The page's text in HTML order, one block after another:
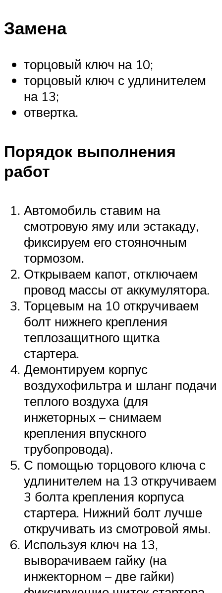
Замена
торцовый ключ на 10;
торцовый ключ с удлинителем
на 13;
отвертка.
Порядок выполнения
работ
Автомобиль ставим на
смотровую яму или эстакаду,
фиксируем его стояночным
тормозом.
Открываем капот, отключаем
провод массы от аккумулятора.
Торцевым на 10 откручиваем
болт нижнего крепления
теплозащитного щитка
стартера.
Демонтируем корпус
воздухофильтра и шланг подачи
теплого воздуха (для
инжеторных – снимаем
крепления впускного
трубопровода).
С помощью торцового ключа с
удлинителем на 13 откручиваем
3 болта крепления корпуса
стартера. Нижний болт лучше
откручивать из смотровой ямы.
Используя ключ на 13,
выворачиваем гайку (на
инжекторном – две гайки)